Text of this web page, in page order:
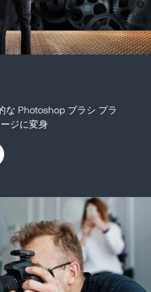
な Photoshop ブラシ プラ
ジに変身